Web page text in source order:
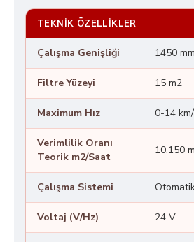
TEKNIK ÖZELLIKLER
Çalışma Genişliği 1450 mm
Filtre Yüzeyi 15 m2
Maximum Hız 0-14
Verimlilik Oranı
Teorik m2/Saat
10.150
Çalışma Sistemi
Voltaj (V/Hz) 24 V